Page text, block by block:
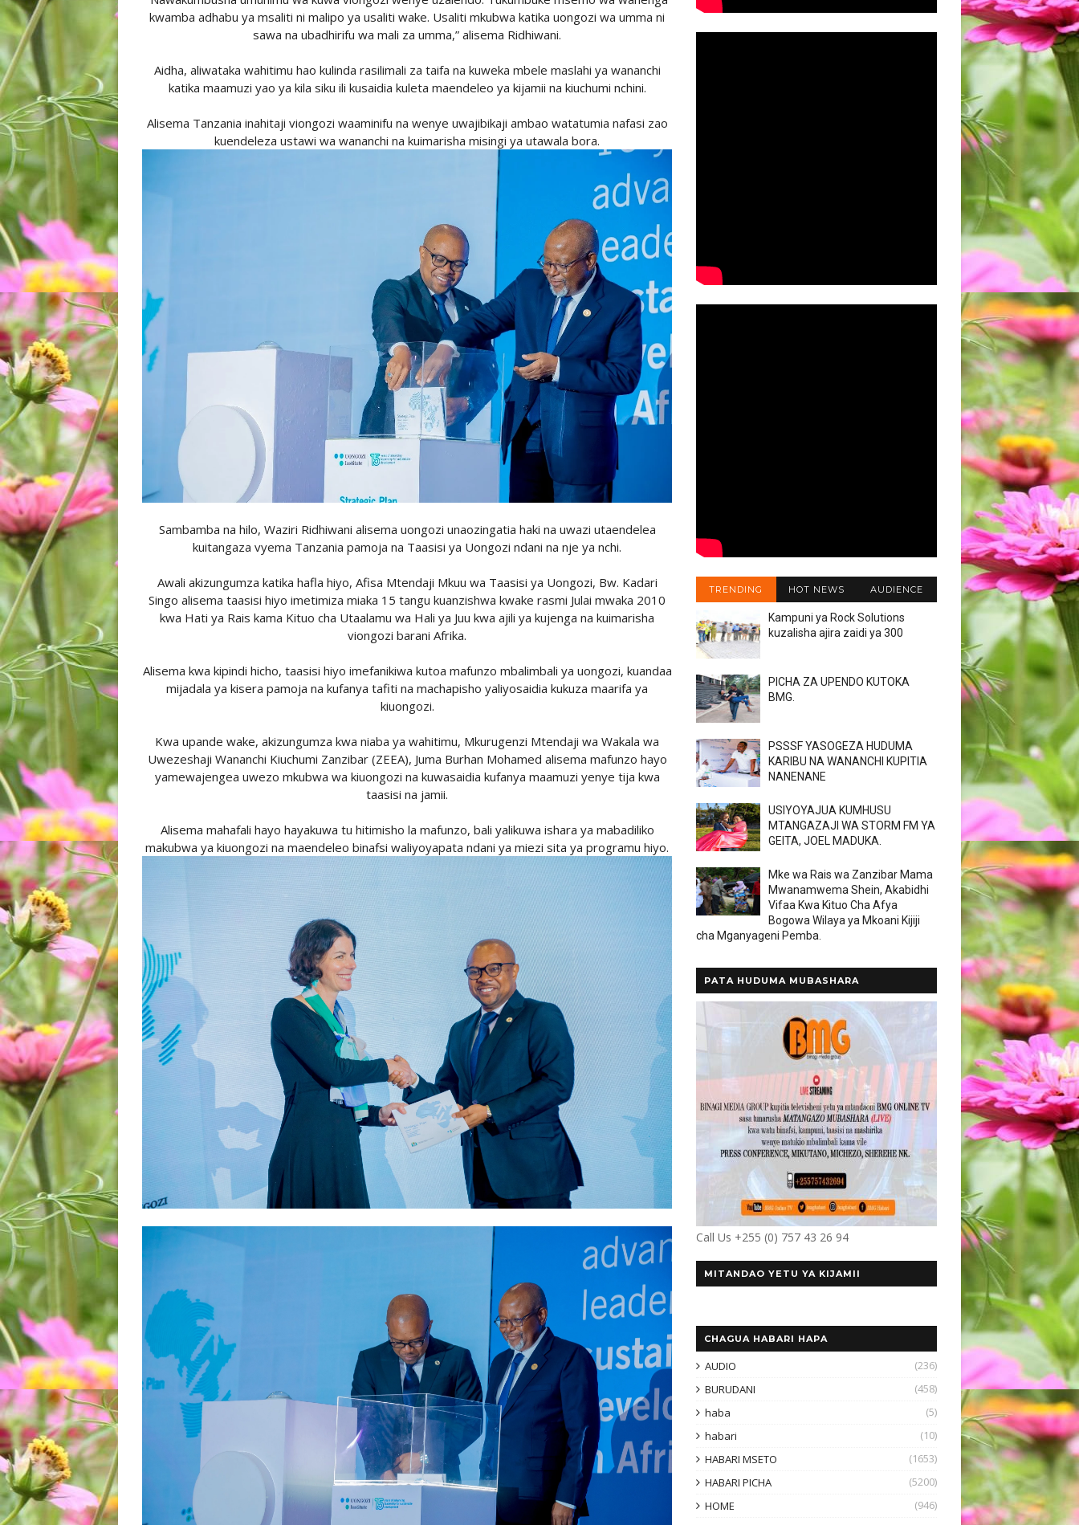
kwamba adhabu ya msaliti ni malipo ya usaliti wake. Usaliti mkubwa katika uongozi wa umma ni
sawa na ubadhirifu wa mali za umma,” alisema Ridhiwani.
Aidha, aliwataka wahitimu hao kulinda rasilimali za taifa na kuweka mbele maslahi ya wananchi
katika maamuzi yao ya kila siku ili kusaidia kuleta maendeleo ya kijamii na kiuchumi nchini.
Alisema Tanzania inahitaji viongozi waaminifu na wenye uwajibikaji ambao watatumia nafasi zao
kuendeleza ustawi wa wananchi na kuimarisha misingi ya utawala bora.
Sambamba na hilo, Waziri Ridhiwani alisema uongozi unaozingatia haki na uwazi utaendelea
kuitangaza vyema Tanzania pamoja na Taasisi ya Uongozi ndani na nje ya nchi.
Awali akizungumza katika hafla hiyo, Afisa Mtendaji Mkuu wa Taasisi ya Uongozi, Bw. Kadari
Singo alisema taasisi hiyo imetimiza miaka 15 tangu kuanzishwa kwake rasmi Julai mwaka 2010
kwa Hati ya Rais kama Kituo cha Utaalamu wa Hali ya Juu kwa ajili ya kujenga na kuimarisha
viongozi barani Afrika.
Alisema kwa kipindi hicho, taasisi hiyo imefanikiwa kutoa mafunzo mbalimbali ya uongozi, kuandaa
mijadala ya kisera pamoja na kufanya tafiti na machapisho yaliyosaidia kukuza maarifa ya
kiuongozi.
Kwa upande wake, akizungumza kwa niaba ya wahitimu, Mkurugenzi Mtendaji wa Wakala wa
Uwezeshaji Wananchi Kiuchumi Zanzibar (ZEEA), Juma Burhan Mohamed alisema mafunzo hayo
yamewajengea uwezo mkubwa wa kiuongozi na kuwasaidia kufanya maamuzi yenye tija kwa
taasisi na jamii.
Alisema mahafali hayo hayakuwa tu hitimisho la mafunzo, bali yalikuwa ishara ya mabadiliko
makubwa ya kiuongozi na maendeleo binafsi waliyoyapata ndani ya miezi sita ya programu hiyo.
TRENDING HOT NEWS AUDIENCE
Kampuni ya Rock Solutions
kuzalisha ajira zaidi ya 300
PICHA ZA UPENDO KUTOKA
BMG.
PSSSF YASOGEZA HUDUMA
KARIBU NA WANANCHI KUPITIA
NANENANE
USIYOYAJUA KUMHUSU
MTANGAZAJI WA STORM FM YA
GEITA, JOEL MADUKA.
Mke wa Rais wa Zanzibar Mama
Mwanamwema Shein, Akabidhi
Vifaa Kwa Kituo Cha Afya
Bogowa Wilaya ya Mkoani Kijiji
cha Mganyageni Pemba.
PATA HUDUMA MUBASHARA
Call Us +255 (0) 757 43 26 94
MITANDAO YETU YA KIJAMII
CHAGUA HABARI HAPA
AUDIO
(236)
BURUDANI
(458)
haba
(5)
habari
(10)
HABARI MSETO
(1653)
HABARI PICHA
(5200)
HOME
(946)